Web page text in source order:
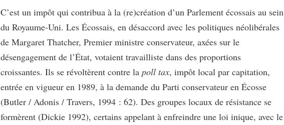
C’est un impôt qui contribua à la (re)création d’un Parlement écossais au sein
du Royaume-Uni. Les Écossais, en désaccord avec les politiques néolibérales
de Margaret Thatcher, Premier ministre conservateur, axées sur le
désengagement de l’État, votaient travailliste dans des proportions
croissantes. Ils se révoltèrent contre la poll tax, impôt local par capitation,
entrée en vigueur en 1989, à la demande du Parti conservateur en Écosse
(Butler / Adonis / Travers, 1994 : 62). Des groupes locaux de résistance se
formèrent (Dickie 1992), certains appelant à enfreindre une loi inique, avec le